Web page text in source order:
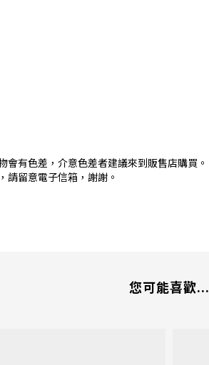
有色差，介意色差者建議來到販售店購買。
請留意電子信箱，謝謝。
您可能喜歡...